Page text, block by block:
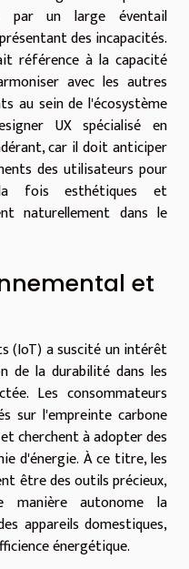
par un large éventail
des incapacités.
référence à la capacité
avec les autres
au sein de l'écosystème
UX spécialisé en
car il doit anticiper
des utilisateurs pour
fois esthétiques et
naturellement dans le
et
(IoT) a suscité un intérêt
de la durabilité dans les
Les consommateurs
sur l'empreinte carbone
cherchent à adopter des
d'énergie. À ce titre, les
être des outils précieux,
manière autonome la
appareils domestiques,
énergétique.